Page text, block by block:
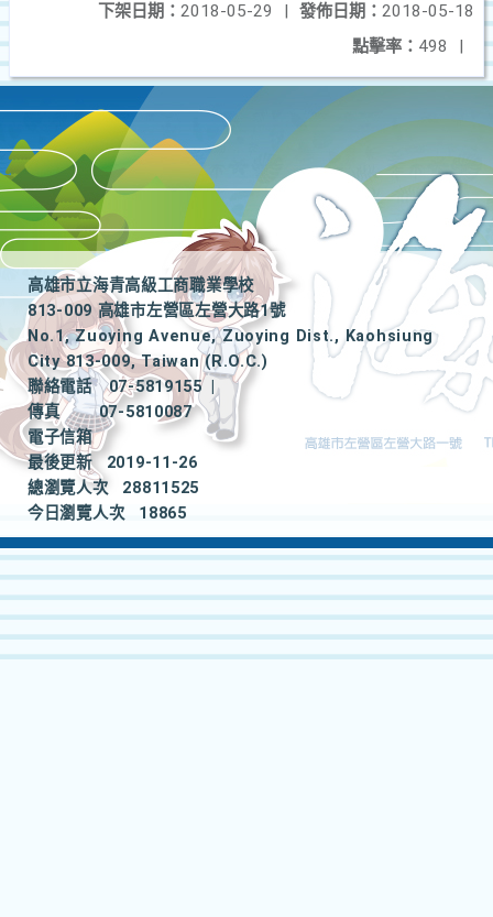
發佈日期： 2018-05-18
下架日期： 2018-05-29
|
點擊率： 498 |
高雄市立海青高級工商職業學校
813-009 高雄市左營區左營大路1號
No.1, Zuoying Avenue, Zuoying Dist., Kaohsiung
City 813-009, Taiwan (R.O.C.)
聯絡電話
07-5819155
|
傳真
07-5810087
電子信箱
最後更新
2019-11-26
總瀏覽人次
28811525
今日瀏覽人次
18865